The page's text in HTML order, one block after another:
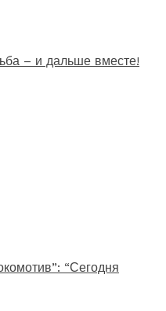
– и дальше вместе!
“Сегодня